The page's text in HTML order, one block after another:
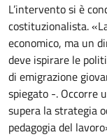
L’intervento si è
costituzionalista.
economico, ma un
deve ispirare le
di emigrazione
spiegato -. Occorre
supera la strategia
pedagogia del